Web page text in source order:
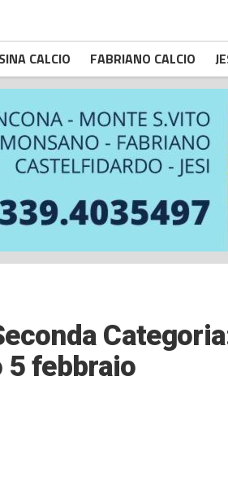
CALCIO FABRIANO CALCIO
febbraio